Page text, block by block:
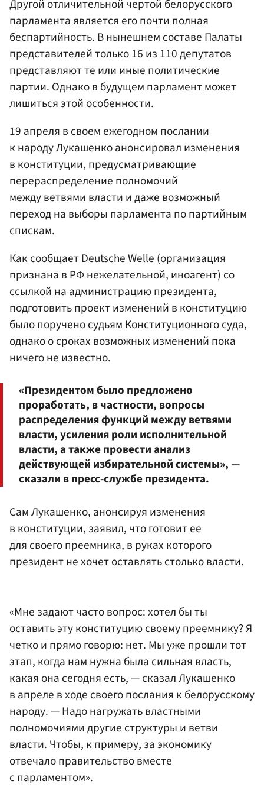
Другой отличительной чертой белорусского
парламента является его почти полная
беспартийность. В нынешнем составе Палаты
представителей только 16 из 110 депутатов
представляют те или иные политические
партии. Однако в будущем парламент может
лишиться этой особенности.
19 апреля в своем ежегодном послании
к народу Лукашенко анонсировал изменения
в конституции, предусматривающие
перераспределение полномочий
между ветвями власти и даже возможный
переход на выборы парламента по партийным
спискам.
Как сообщает Deutsche Welle (организация
признана в РФ нежелательной, иноагент) со
ссылкой на администрацию президента,
подготовить проект изменений в конституцию
было поручено судьям Конституционного суда,
однако о сроках возможных изменений пока
ничего не известно.
«Президентом было предложено
проработать, в частности, вопросы
распределения функций между ветвями
власти, усиления роли исполнительной
власти, а также провести анализ
действующей избирательной системы», —
сказали в пресс-службе президента.
Сам Лукашенко, анонсируя изменения
в конституции, заявил, что готовит ее
для своего преемника, в руках которого
президент не хочет оставлять столько власти.
«Мне задают часто вопрос: хотел бы ты
оставить эту конституцию своему преемнику? Я
четко и прямо говорю: нет. Мы уже прошли тот
этап, когда нам нужна была сильная власть,
какая она сегодня есть, — сказал Лукашенко
в апреле в ходе своего послания к белорусскому
народу. — Надо нагружать властными
полномочиями другие структуры и ветви
власти. Чтобы, к примеру, за экономику
отвечало правительство вместе
с парламентом».